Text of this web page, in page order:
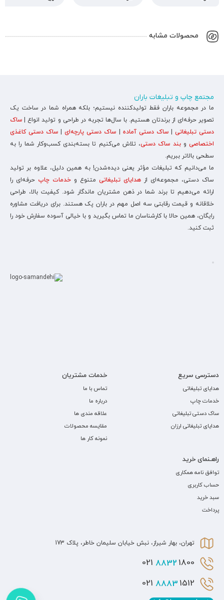
محصولات مشابه
مجتمع چاپ و تبلیغات باران
ما در مجموعه باران فقط تولیدکننده نیستیم؛ بلکه همراه شما در ساخت یک
تصویر حرفه‌ای از برندتان هستیم. با سال‌ها تجربه در طراحی و تولید انواع | ساک
دستی تبلیغاتی |ساک دستی آماده ساک دستی پارچه‌ای| ساک دستی کاغذی
اختصاصی وبند ساک دستی، تلاش می‌کنیم تا بسته‌بندی کسب‌وکار شما را به
سطحی بالاتر ببریم.
ما می‌دانیم که تبلیغات مؤثر یعنی دیده‌شدن! به همین دلیل، علاوه بر تولید
ساک دستی، مجموعه‌ای از هدایای تبلیغاتی متنوع و خدمات چاپ حرفه‌ای را
ارائه می‌دهیم تا برند شما در ذهن مشتریان ماندگار شود. کیفیت بالا، طراحی
خلاقانه و قیمت رقابتی سه اصل مهم در باران پک هستند. برای دریافت مشاوره
رایگان، همین حالا با کارشناسان ما تماس بگیرید و با خیالی آسوده سفارش خود را
ثبت کنید.
دسترسی سریع
هدایای تبلیغاتی
خدمات چاپ
ساک دستی تبلیغاتی
هدایای تبلیغاتی ارزان
خدمات مشتریان
تماس با ما
درباره ما
علاقه مندی ها
مقایسه محصولات
نمونه کار ها
راهـنمای خرید
توافق نامه همکاری
حساب کاربری
سبد خرید
پرداخت
تهران، بهار شیراز، نبش خیابان سلیمان خاطر، پلاک 173
8832 1800 021
8883 1512 021